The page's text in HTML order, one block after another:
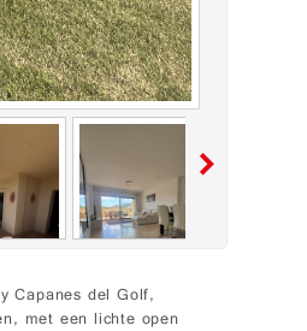
Capanes del Golf,
met een lichte open